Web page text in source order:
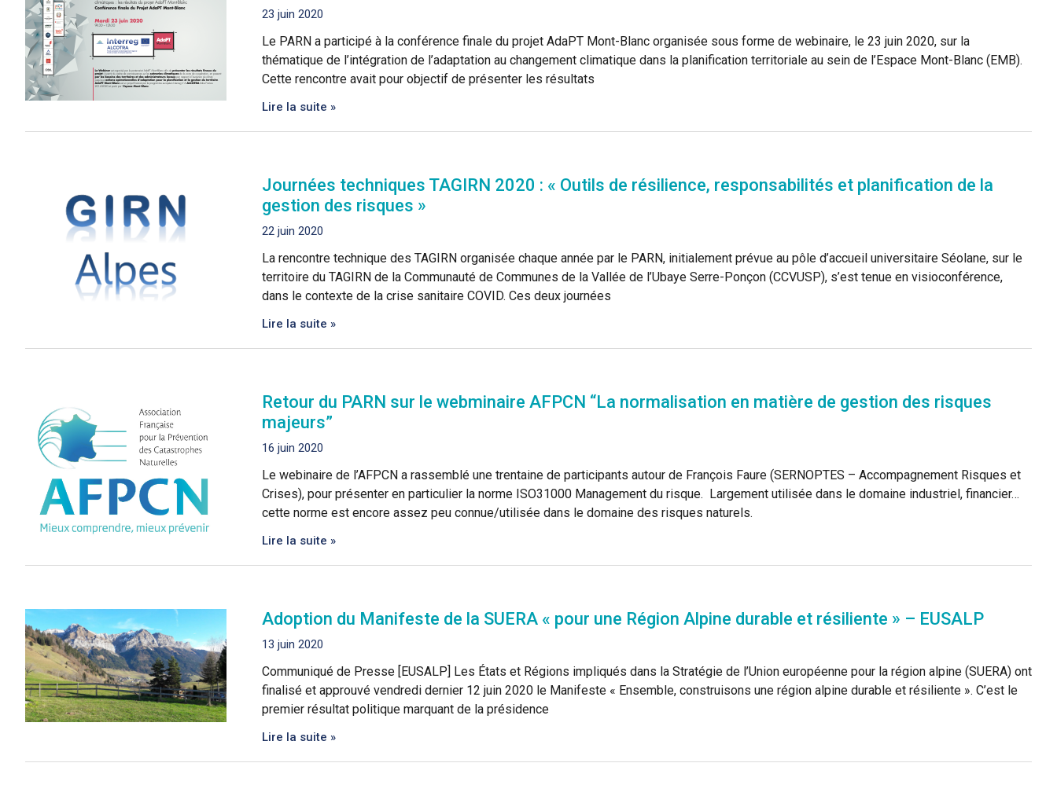
23 juin 2020
Le PARN a participé à la conférence finale du projet AdaPT Mont-Blanc organisée sous forme de webinaire, le 23 juin 2020, sur la
thématique de l’intégration de l’adaptation au changement climatique dans la planification territoriale au sein de l’Espace Mont-Blanc (EMB).
Cette rencontre avait pour objectif de présenter les résultats
Lire la suite »
Journées techniques TAGIRN 2020 : « Outils de résilience, responsabilités et planification de la
gestion des risques »
22 juin 2020
La rencontre technique des TAGIRN organisée chaque année par le PARN, initialement prévue au pôle d’accueil universitaire Séolane, sur le
territoire du TAGIRN de la Communauté de Communes de la Vallée de l’Ubaye Serre-Ponçon (CCVUSP), s’est tenue en visioconférence,
dans le contexte de la crise sanitaire COVID. Ces deux journées
Lire la suite »
Retour du PARN sur le webminaire AFPCN “La normalisation en matière de gestion des risques
majeurs”
16 juin 2020
Le webinaire de l’AFPCN a rassemblé une trentaine de participants autour de François Faure (SERNOPTES – Accompagnement Risques et
Crises), pour présenter en particulier la norme ISO31000 Management du risque. Largement utilisée dans le domaine industriel, financier…
cette norme est encore assez peu connue/utilisée dans le domaine des risques naturels.
Lire la suite »
Adoption du Manifeste de la SUERA « pour une Région Alpine durable et résiliente » – EUSALP
13 juin 2020
Communiqué de Presse [EUSALP] Les États et Régions impliqués dans la Stratégie de l’Union européenne pour la région alpine (SUERA) ont
finalisé et approuvé vendredi dernier 12 juin 2020 le Manifeste « Ensemble, construisons une région alpine durable et résiliente ». C’est le
premier résultat politique marquant de la présidence
Lire la suite »